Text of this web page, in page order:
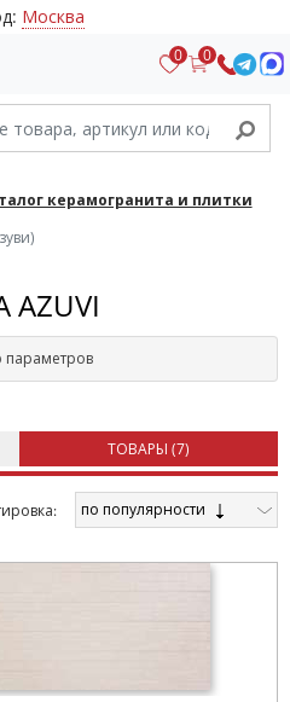
Москва
0 0
керамогранита и плитки
параметров
ТОВАРЫ (7)
по популярности